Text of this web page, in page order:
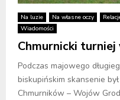
Na luzie Na własne oczy
Wiadomości
Chmurnicki
Podczas majowego
biskupińskim skansenie
Chmurników – Wojów